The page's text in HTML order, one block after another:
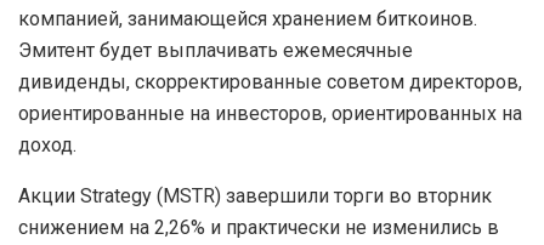
компанией, занимающейся хранением биткоинов.
Эмитент будет выплачивать ежемесячные
дивиденды, скорректированные советом директоров,
ориентированные на инвесторов, ориентированных на
доход.
Акции Strategy (MSTR) завершили торги во вторник
снижением на 2,26% и практически не изменились в